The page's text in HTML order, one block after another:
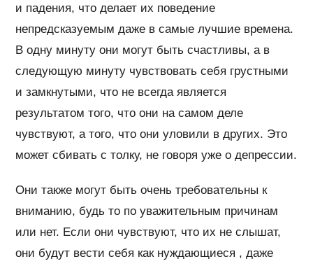
и падения, что делает их поведение
непредсказуемым даже в самые лучшие времена.
В одну минуту они могут быть счастливы, а в
следующую минуту чувствовать себя грустными
и замкнутыми, что не всегда является
результатом того, что они на самом деле
чувствуют, а того, что они уловили в других. Это
может сбивать с толку, не говоря уже о депрессии.
Они также могут быть очень требовательны к
вниманию, будь то по уважительным причинам
или нет. Если они чувствуют, что их не слышат,
они будут вести себя как нуждающиеся , даже